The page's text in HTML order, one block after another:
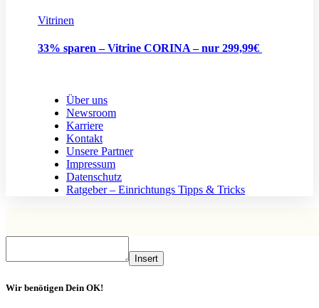
Vitrinen
33% sparen – Vitrine CORINA – nur 299,99€
Über uns
Newsroom
Karriere
Kontakt
Unsere Partner
Impressum
Datenschutz
Ratgeber – Einrichtungs Tipps & Tricks
Insert
Wir benötigen Dein OK!